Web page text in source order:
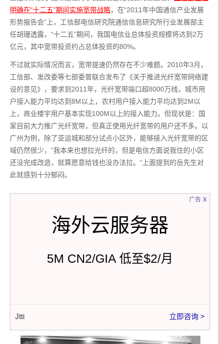
明确在“十二五”期间实施宽带战略，在“2011年中国通信产业发展
形势报告会”上，工信部电信研究院通信信息研究所行业发展部主
任胡珊透露，“十二五”期间，我国电信业总体投资规模将达到2万
亿元，其中宽带投资约占总体投资的80%。
不过就实际情况而言，宽带提速仍然存在不少难题。2010年3月，
工信部、发改委等七部委曾联合发布了《关于推进光纤宽带网络建
设的意见》，要求到2011年，光纤宽带端口超8000万线，城市用
户接入能力平均达到8M以上，农村用户接入能力平均达到2M以
上，商业楼宇用户基本实现100M以上的接入能力。但现状是：国
家目前大力推广光纤宽带，但真正使用光纤宽带的用户还不多。以
广州为例，除了亚运城和部分试点小区外，能够接入光纤宽带的区
域仍然很少，”我本来也想拉光纤的，但是电信方面说我住的小区
还没完成改造，就算愿意给钱也没办法拉。“上面提到的岳先生对
此就感到十分郁闷。
广告
海外云服务器
5M CN2/GIA 低至$2/月
Jtti 立即咨询 >
x